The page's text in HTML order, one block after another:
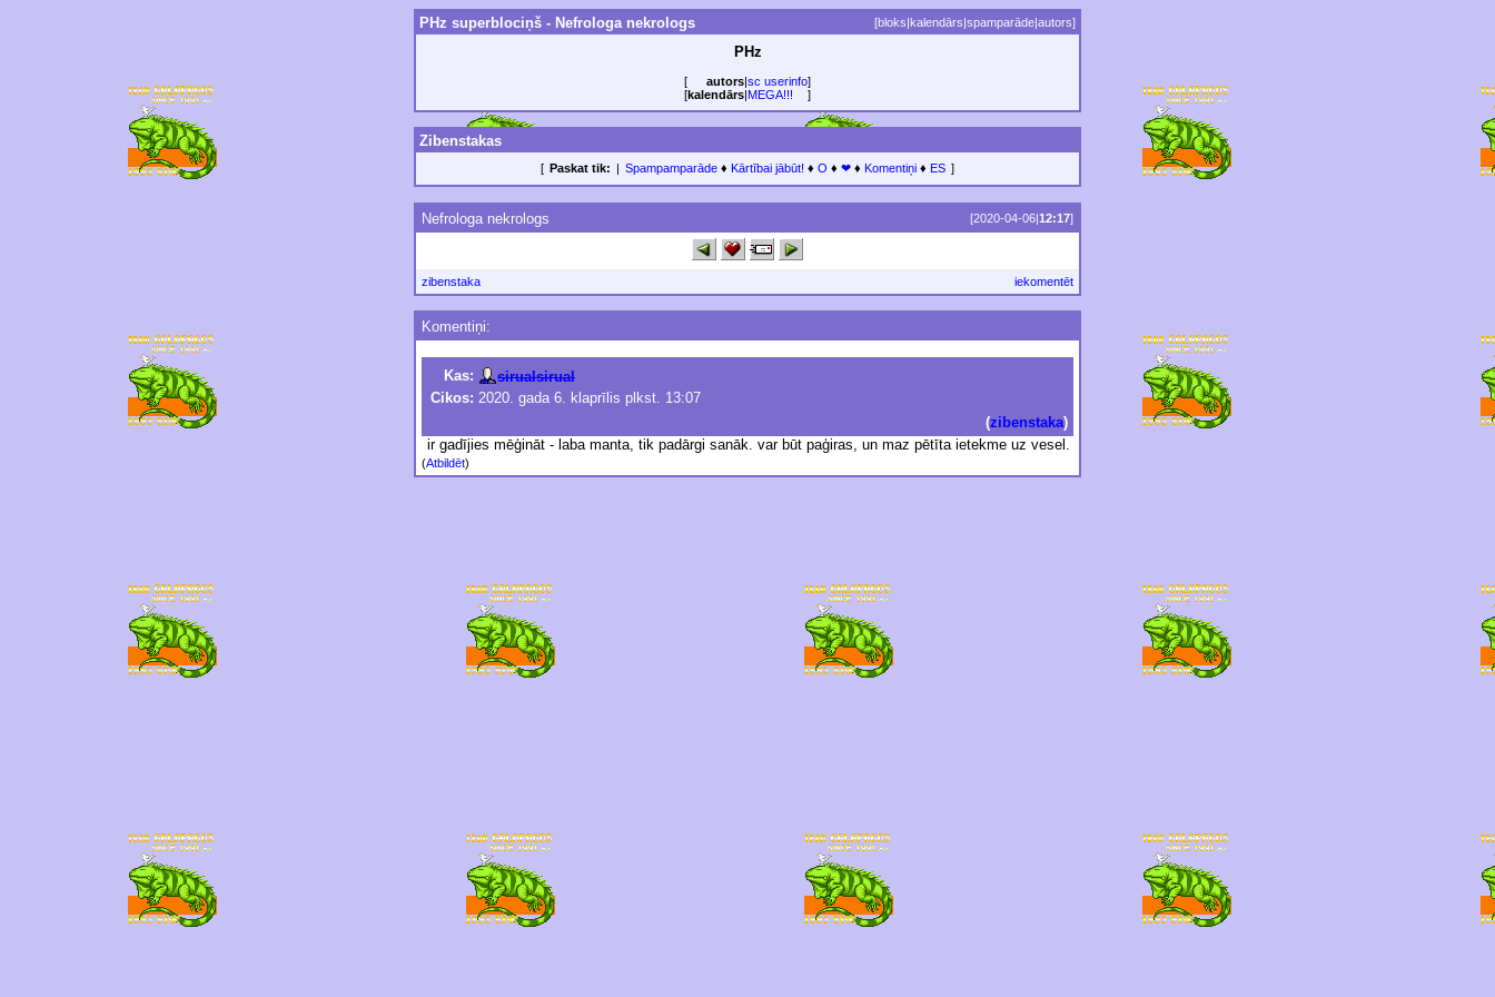
PHz superblociņš - Nefrologa nekrologs [bloks|kalendārs|spamparāde|autors]
PHz
[ autors sc userinfo]
[kalendārs MEGA!!! ]
Zibenstakas
[ Paskat tik: Spampamparāde ♦ Kārtībai jābūt! ♦ O ♦ ❤ ♦ Komentiņi ♦ ES ]
Nefrologa nekrologs [2020-04-06|12:17]
zibenstaka iekomentēt
Komentiņi:
Kas:
sirualsirual
Cikos: 2020. gada 6. klaprīlis plkst. 13:07
(zibenstaka)
ir gadījies mēģināt - laba manta, tik padārgi sanāk. var būt paģiras, un maz pētīta ietekme uz vesel.
(Atbildēt)